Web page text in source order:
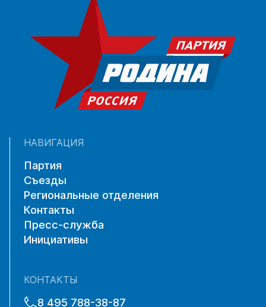
НАВИГАЦИЯ
Партия
Съезды
Региональные отделения
Контакты
Пресс-служба
Инициативы
КОНТАКТЫ
8 495 788-38-87